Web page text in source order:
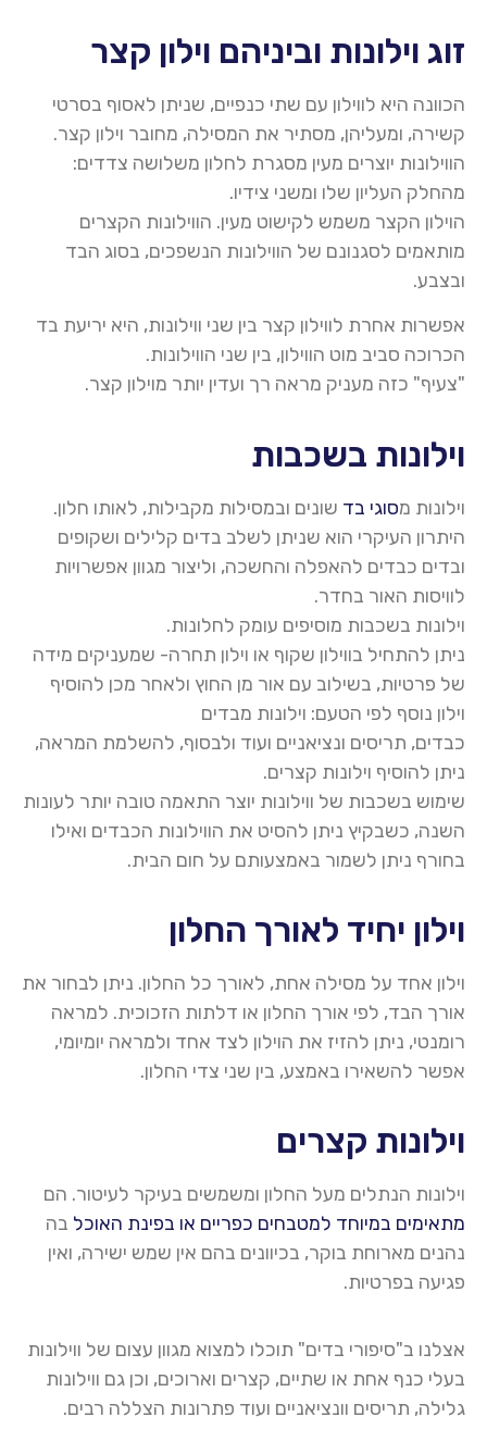
זוג וילונות וביניהם וילון קצר
הכוונה היא לווילון עם שתי כנפיים, שניתן לאסוף בסרטי
קשירה, ומעליהן, מסתיר את המסילה, מחובר וילון קצר.
הווילונות יוצרים מעין מסגרת לחלון משלושה צדדים:
מהחלק העליון שלו ומשני צידיו.
הוילון הקצר משמש לקישוט מעין. הווילונות הקצרים
מותאמים לסגנונם של הווילונות הנשפכים, בסוג הבד
ובצבע.
אפשרות אחרת לווילון קצר בין שני ווילונות, היא יריעת בד
הכרוכה סביב מוט הווילון, בין שני הווילונות.
"צעיף" כזה מעניק מראה רך ועדין יותר מוילון קצר.
וילונות בשכבות
וילונות מסוגי בד שונים ובמסילות מקבילות, לאותו חלון.
היתרון העיקרי הוא שניתן לשלב בדים קלילים ושקופים
ובדים כבדים להאפלה והחשכה, וליצור מגוון אפשרויות
לוויסות האור בחדר.
וילונות בשכבות מוסיפים עומק לחלונות.
ניתן להתחיל בווילון שקוף או וילון תחרה- שמעניקים מידה
של פרטיות, בשילוב עם אור מן החוץ ולאחר מכן להוסיף
וילון נוסף לפי הטעם: וילונות מבדים
כבדים, תריסים ונציאניים ועוד ולבסוף, להשלמת המראה,
ניתן להוסיף וילונות קצרים.
שימוש בשכבות של ווילונות יוצר התאמה טובה יותר לעונות
השנה, כשבקיץ ניתן להסיט את הווילונות הכבדים ואילו
בחורף ניתן לשמור באמצעותם על חום הבית.
וילון יחיד לאורך החלון
וילון אחד על מסילה אחת, לאורך כל החלון. ניתן לבחור את
אורך הבד, לפי אורך החלון או דלתות הזכוכית. למראה
רומנטי, ניתן להזיז את הוילון לצד אחד ולמראה יומיומי,
אפשר להשאירו באמצע, בין שני צדי החלון.
וילונות קצרים
וילונות הנתלים מעל החלון ומשמשים בעיקר לעיטור. הם
מתאימים במיוחד למטבחים כפריים או בפינת האוכל בה
נהנים מארוחת בוקר, בכיוונים בהם אין שמש ישירה, ואין
פגיעה בפרטיות.
אצלנו ב"סיפורי בדים" תוכלו למצוא מגוון עצום של ווילונות
בעלי כנף אחת או שתיים, קצרים וארוכים, וכן גם ווילונות
גלילה, תריסים וונציאניים ועוד פתרונות הצללה רבים.